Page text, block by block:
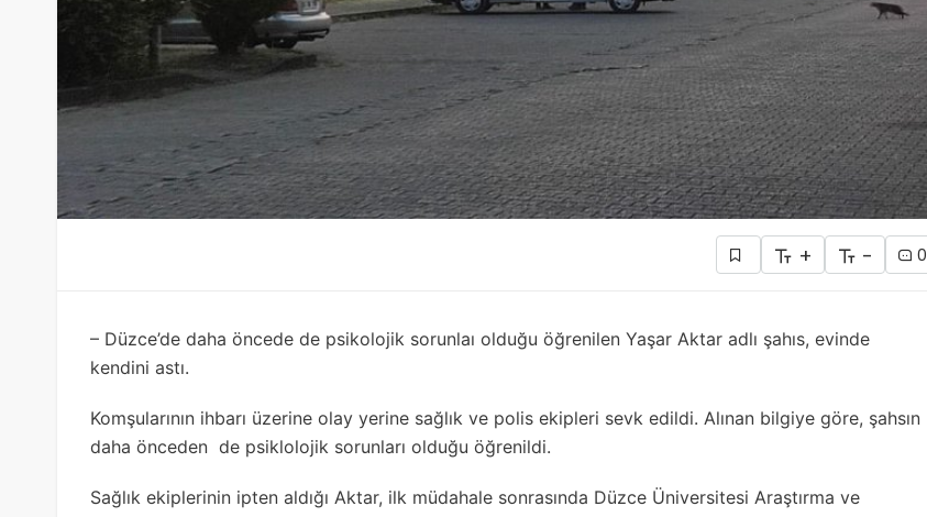
+ - 0
– Düzce’de daha öncede de psikolojik sorunlaı olduğu öğrenilen Yaşar Aktar adlı şahıs, evinde
kendini astı.
Komşularının ihbarı üzerine olay yerine sağlık ve polis ekipleri sevk edildi. Alınan bilgiye göre, şahsın
daha önceden de psiklolojik sorunları olduğu öğrenildi.
Sağlık ekiplerinin ipten aldığı Aktar, ilk müdahale sonrasında Düzce Üniversitesi Araştırma ve